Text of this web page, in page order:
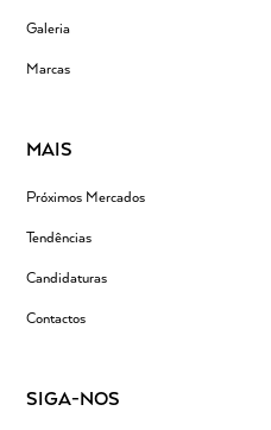
Galeria
Marcas
MAIS
Próximos Mercados
Tendências
Candidaturas
Contactos
SIGA-NOS